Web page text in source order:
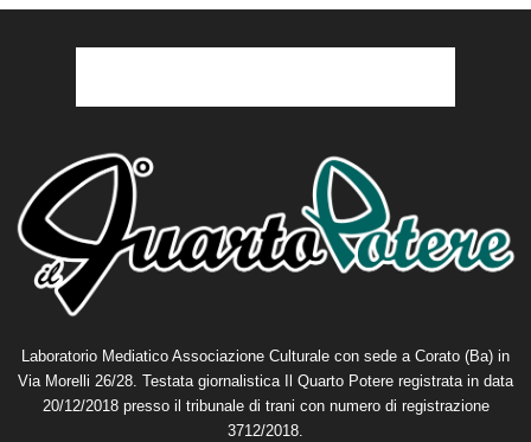
Laboratorio Mediatico Associazione Culturale con sede a Corato (Ba) in
Via Morelli 26/28. Testata giornalistica Il Quarto Potere registrata in data
20/12/2018 presso il tribunale di trani con numero di registrazione
3712/2018.